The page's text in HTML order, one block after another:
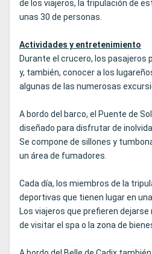
de los viajeros, la tripulación de
unas 30 de personas.
Actividades y entretenimiento
Durante el crucero, los pasajeros
y, también, conocer a los
algunas de las numerosas
A bordo del barco, el Puente de
diseñado para disfrutar de
Se compone de sillones y
un área de fumadores.
Cada día, los miembros de la
deportivas que tienen lugar en
Los viajeros que prefieren
de visitar el spa o la zona de